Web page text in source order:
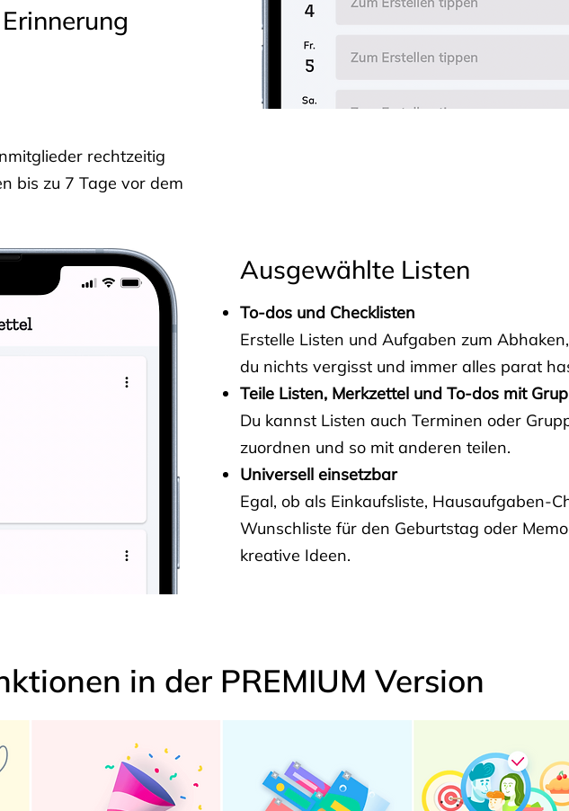
rechtzeitig
bis zu 7 Tage vor dem
Ausgewählte Listen
To-dos und Checklisten
Erstelle Listen und Aufgaben zum
du nichts vergisst und immer alles parat
Teile Listen, Merkzettel und To-dos mit
Du kannst Listen auch Terminen oder
zuordnen und so mit anderen teilen.
Universell einsetzbar
Egal, ob als Einkaufsliste, Hausaufgaben-
Wunschliste für den Geburtstag oder
kreative Ideen.
in der PREMIUM Version